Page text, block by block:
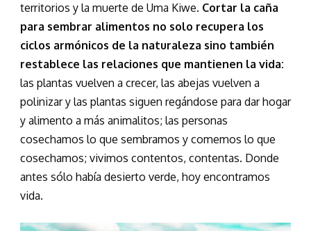
territorios y la muerte de Uma Kiwe. Cortar la caña
para sembrar alimentos no solo recupera los
ciclos armónicos de la naturaleza sino también
restablece las relaciones que mantienen la vida:
las plantas vuelven a crecer, las abejas vuelven a
polinizar y las plantas siguen regándose para dar hogar
y alimento a más animalitos; las personas
cosechamos lo que sembramos y comemos lo que
cosechamos; vivimos contentos, contentas. Donde
antes sólo había desierto verde, hoy encontramos
vida.